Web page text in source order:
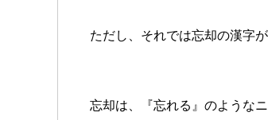
ただし、それでは忘却の漢字
忘却は、『忘れる』のような